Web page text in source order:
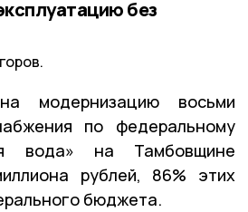
без
модернизацию восьми
по федеральному
вода» на Тамбовщине
рублей, 86% этих
бюджета.